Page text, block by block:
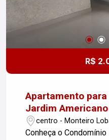
de ciclovia com
coletivo dos moradores.
R$
Apartamento
Jardim Americano
centro - Monteiro
Conheça o